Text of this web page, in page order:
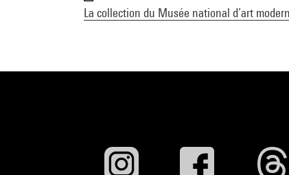
La collection du Musée national d’art